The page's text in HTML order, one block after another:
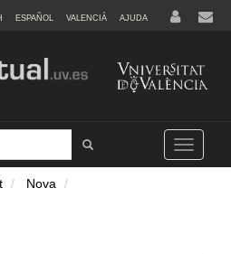
ESPAÑOL VALENCIÀ AJUDA
Tramet
Toggle
navigation
Nova